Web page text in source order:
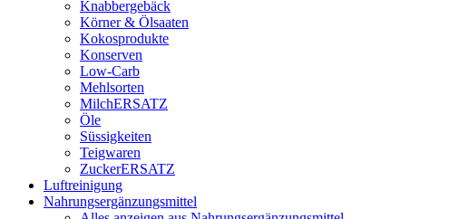
Knabbergebäck
Körner & Ölsaaten
Kokosprodukte
Konserven
Low-Carb
Mehlsorten
MilchERSATZ
Öle
Süssigkeiten
Teigwaren
ZuckerERSATZ
Luftreinigung
Nahrungsergänzungsmittel